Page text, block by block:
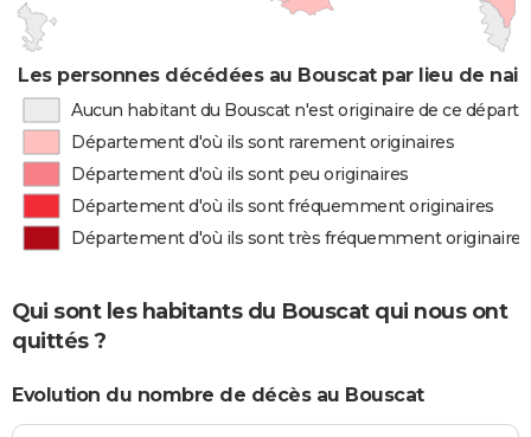
Les personnes décédées au Bouscat par lieu de
Aucun habitant du Bouscat n'est originaire de ce
Département d'où ils sont rarement originaires
Département d'où ils sont peu originaires
Département d'où ils sont fréquemment originaires
Département d'où ils sont très fréquemment originaires
Qui sont les habitants du Bouscat qui nous ont
quittés ?
Evolution du nombre de décès au Bouscat